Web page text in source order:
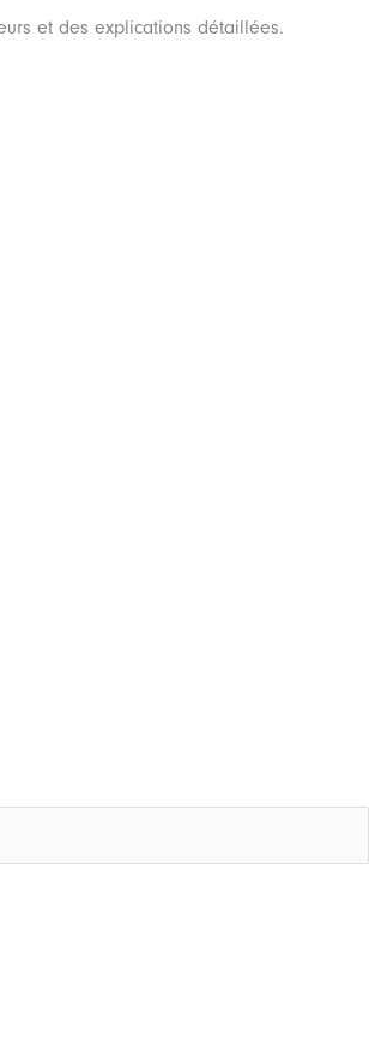
et des explications détaillées.